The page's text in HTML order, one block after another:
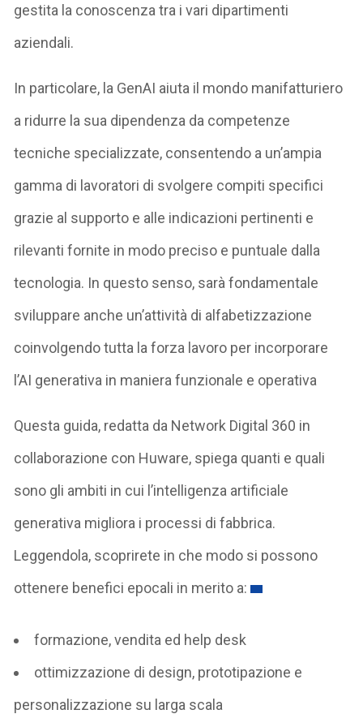
gestita la conoscenza tra i vari dipartimenti
aziendali.
In particolare, la GenAI aiuta il mondo manifatturiero
a ridurre la sua dipendenza da competenze
tecniche specializzate, consentendo a un’ampia
gamma di lavoratori di svolgere compiti specifici
grazie al supporto e alle indicazioni pertinenti e
rilevanti fornite in modo preciso e puntuale dalla
tecnologia. In questo senso, sarà fondamentale
sviluppare anche un’attività di alfabetizzazione
coinvolgendo tutta la forza lavoro per incorporare
l’AI generativa in maniera funzionale e operativa
Questa guida, redatta da Network Digital 360 in
collaborazione con Huware, spiega quanti e quali
sono gli ambiti in cui l’intelligenza artificiale
generativa migliora i processi di fabbrica.
Leggendola, scoprirete in che modo si possono
ottenere benefici epocali in merito a:
formazione, vendita ed help desk
ottimizzazione di design, prototipazione e
personalizzazione su larga scala